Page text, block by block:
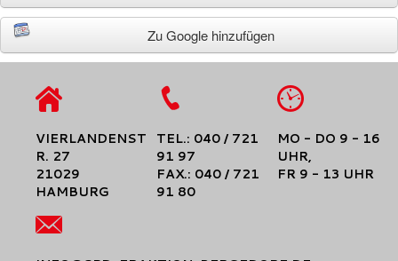
Zu Google hinzufügen
VIERLANDENST
R. 27
21029
HAMBURG
TEL.: 040 / 721
91 97
FAX.: 040 / 721
91 80
MO - DO 9 - 16
UHR,
FR 9 - 13 UHR